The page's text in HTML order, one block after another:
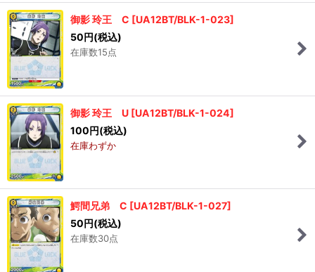
御影 玲王 C [UA12BT/BLK-1-023]
50円(税込)
在庫数15点
御影 玲王 U [UA12BT/BLK-1-024]
100円(税込)
在庫わずか
鰐間兄弟 C [UA12BT/BLK-1-027]
50円(税込)
在庫数30点